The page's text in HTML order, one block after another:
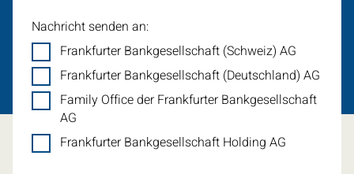
Nachricht senden an:
Frankfurter Bankgesellschaft (Schweiz) AG
Frankfurter Bankgesellschaft (Deutschland) AG
Family Office der Frankfurter Bankgesellschaft
AG
Frankfurter Bankgesellschaft Holding AG